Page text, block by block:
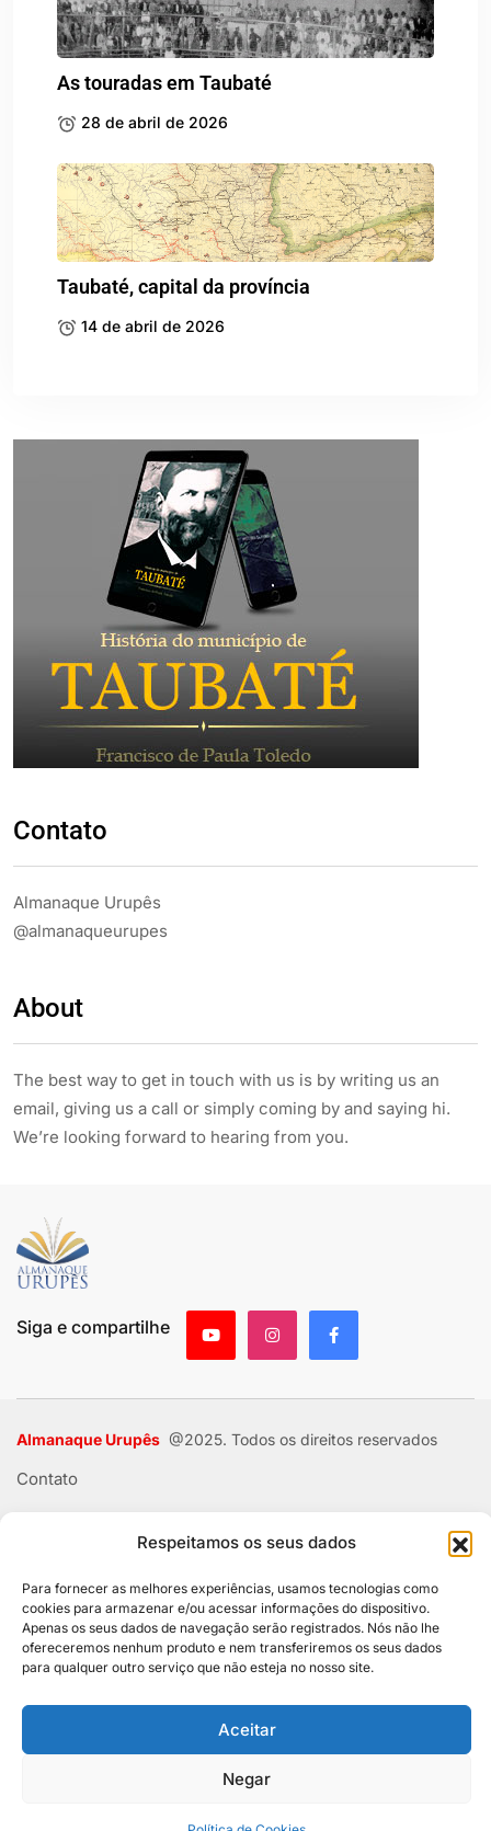
Respeitamos os seus dados
Para fornecer as melhores experiências, usamos tecnologias como
cookies para armazenar e/ou acessar informações do dispositivo.
Apenas os seus dados de navegação serão registrados. Nós não lhe
ofereceremos nenhum produto e nem transferiremos os seus dados
para qualquer outro serviço que não esteja no nosso site.
Aceitar
Negar
As touradas em Taubaté
28 de abril de 2026
Taubaté, capital da província
14 de abril de 2026
Contato
Almanaque Urupês
@almanaqueurupes
About
The best way to get in touch with us is by writing us an
email, giving us a call or simply coming by and saying hi.
We’re looking forward to hearing from you.
Siga e compartilhe
Almanaque Urupês @2025. Todos os direitos reservados
Contato